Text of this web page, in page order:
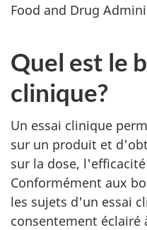
Food and Drug
Quel est le
clinique?
Un essai clinique
sur un produit et
sur la dose,
Conformément aux
les sujets d'un essai
consentement éclairé